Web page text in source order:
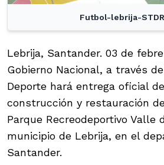
Futbol-lebrija-
Lebrija, Santander. 03 de
Gobierno Nacional, a través
Deporte hará entrega oficial
construcción y restauración
Parque Recreodeportivo Valle
municipio de Lebrija, en el
Santander.